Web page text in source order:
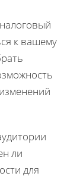
к вашему
ли
для